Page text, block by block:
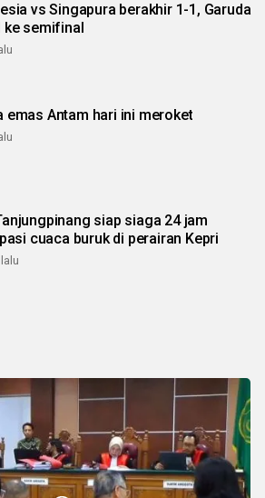
vs Singapura berakhir 1-1, Garuda
ke semifinal
emas Antam hari ini meroket
siap siaga 24 jam
cuaca buruk di perairan Kepri